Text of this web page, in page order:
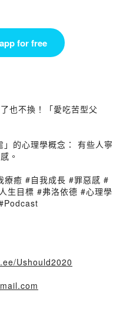
for free
也不換！「愛吃苦型父
的心理學概念： 有些人寧
。
療癒 #自我成長 #罪惡感 #
生目標 #弗洛依德 #心理學
Ushould2020